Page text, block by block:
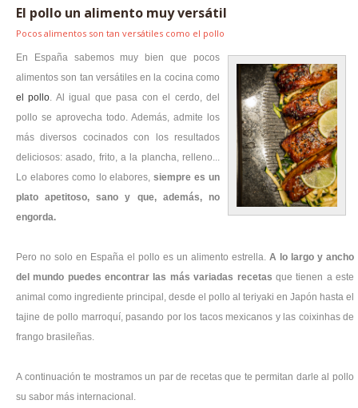
El pollo un alimento muy versátil
Pocos alimentos son tan versátiles como el pollo
En España sabemos muy bien que pocos
alimentos son tan versátiles en la cocina como
el pollo. Al igual que pasa con el cerdo, del
pollo se aprovecha todo. Además, admite los
más diversos cocinados con los resultados
deliciosos: asado, frito, a la plancha, relleno...
Lo elabores como lo elabores, siempre es un
plato apetitoso, sano y que, además, no
engorda.
Pero no solo en España el pollo es un alimento estrella. A lo largo y ancho
del mundo puedes encontrar las más variadas recetas que tienen a este
animal como ingrediente principal, desde el pollo al teriyaki en Japón hasta el
tajine de pollo marroquí, pasando por los tacos mexicanos y las coixinhas de
frango brasileñas.
A continuación te mostramos un par de recetas que te permitan darle al pollo
su sabor más internacional.